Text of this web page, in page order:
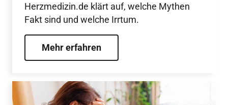
Herzmedizin.de klärt auf, welche Mythen
Fakt sind und welche Irrtum.
Mehr erfahren